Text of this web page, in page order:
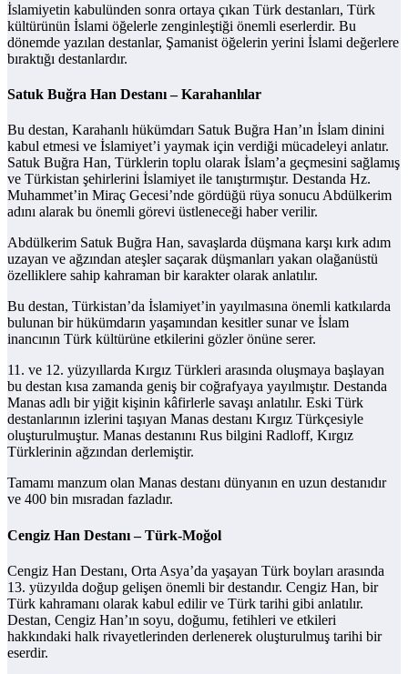
İslamiyetin kabulünden sonra ortaya çıkan Türk destanları, Türk
kültürünün İslami öğelerle zenginleştiği önemli eserlerdir. Bu
dönemde yazılan destanlar, Şamanist öğelerin yerini İslami değerlere
bıraktığı destanlardır.
Satuk Buğra Han Destanı – Karahanlılar
Bu destan, Karahanlı hükümdarı Satuk Buğra Han’ın İslam dinini
kabul etmesi ve İslamiyet’i yaymak için verdiği mücadeleyi anlatır.
Satuk Buğra Han, Türklerin toplu olarak İslam’a geçmesini sağlamış
ve Türkistan şehirlerini İslamiyet ile tanıştırmıştır. Destanda Hz.
Muhammet’in Miraç Gecesi’nde gördüğü rüya sonucu Abdülkerim
adını alarak bu önemli görevi üstleneceği haber verilir.
Abdülkerim Satuk Buğra Han, savaşlarda düşmana karşı kırk adım
uzayan ve ağzından ateşler saçarak düşmanları yakan olağanüstü
özelliklere sahip kahraman bir karakter olarak anlatılır.
Bu destan, Türkistan’da İslamiyet’in yayılmasına önemli katkılarda
bulunan bir hükümdarın yaşamından kesitler sunar ve İslam
inancının Türk kültürüne etkilerini gözler önüne serer.
11. ve 12. yüzyıllarda Kırgız Türkleri arasında oluşmaya başlayan
bu destan kısa zamanda geniş bir coğrafyaya yayılmıştır. Destanda
Manas adlı bir yiğit kişinin kâfirlerle savaşı anlatılır. Eski Türk
destanlarının izlerini taşıyan Manas destanı Kırgız Türkçesiyle
oluşturulmuştur. Manas destanını Rus bilgini Radloff, Kırgız
Türklerinin ağzından derlemiştir.
Tamamı manzum olan Manas destanı dünyanın en uzun destanıdır
ve 400 bin mısradan fazladır.
Cengiz Han Destanı – Türk-Moğol
Cengiz Han Destanı, Orta Asya’da yaşayan Türk boyları arasında
13. yüzyılda doğup gelişen önemli bir destandır. Cengiz Han, bir
Türk kahramanı olarak kabul edilir ve Türk tarihi gibi anlatılır.
Destan, Cengiz Han’ın soyu, doğumu, fetihleri ve etkileri
hakkındaki halk rivayetlerinden derlenerek oluşturulmuş tarihi bir
eserdir.